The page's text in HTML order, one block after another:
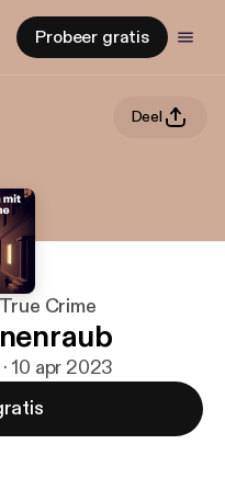
Probeer gratis
Deel
Crime
10 apr 2023